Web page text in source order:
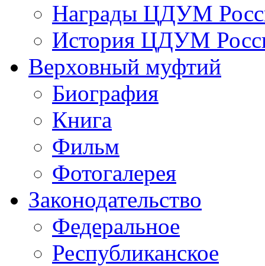
Награды ЦДУМ
История ЦДУМ
Верховный муфтий
Биография
Книга
Фильм
Фотогалерея
Законодательство
Федеральное
Республиканское